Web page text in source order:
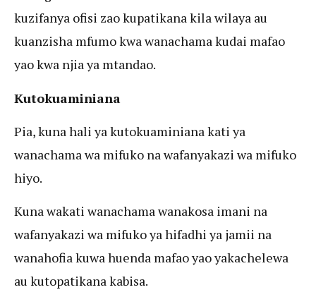
kuzifanya ofisi zao kupatikana kila wilaya au
kuanzisha mfumo kwa wanachama kudai mafao
yao kwa njia ya mtandao.
Kutokuaminiana
Pia, kuna hali ya kutokuaminiana kati ya
wanachama wa mifuko na wafanyakazi wa mifuko
hiyo.
Kuna wakati wanachama wanakosa imani na
wafanyakazi wa mifuko ya hifadhi ya jamii na
wanahofia kuwa huenda mafao yao yakachelewa
au kutopatikana kabisa.